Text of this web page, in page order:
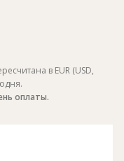
в EUR (USD,
оплаты.